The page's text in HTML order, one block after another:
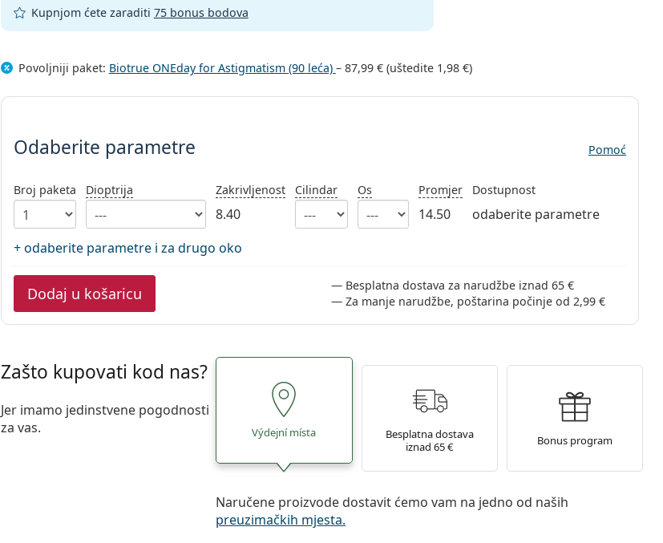
Kupnjom ćete zaraditi 75 bonus bodova
Povoljniji paket: Biotrue ONEday for Astigmatism (90 leća) – 87,99 €(uštedite 1,98 €)
Odaberite parametre
Odaberite parametre Pomoć
Broj paketa Dioptrija Zakrivljenost
8.40
Cilindar Os Promjer
14.50
Dostupnost
odaberite parametre
+ odaberite parametre i za drugo oko
Dodaj u košaricu
Besplatna dostava za narudžbe iznad 65 €
Za manje narudžbe, poštarina počinje od 2,99 €
Zašto kupovati kod nas?
Jer imamo jedinstvene pogodnosti
za vas.
Výdejní místa
Besplatna dostava
iznad 65 €
Bonus program
Naručene proizvode dostavit ćemo vam na jedno od naših
preuzimačkih mjesta.